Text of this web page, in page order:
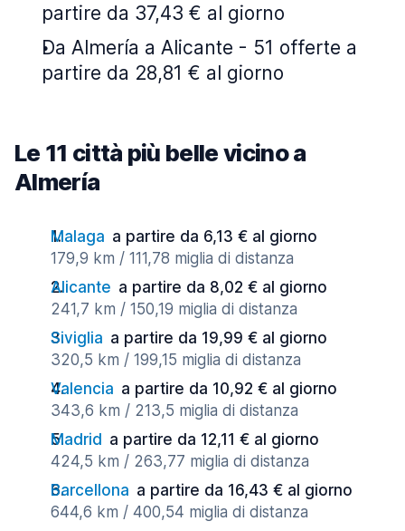
partire da 37,43 € al giorno
Da Almería a Alicante - 51 offerte a
partire da 28,81 € al giorno
Le 11 città più belle vicino a
Almería
Malaga a partire da 6,13 € al giorno
179,9 km / 111,78 miglia di distanza
Alicante a partire da 8,02 € al giorno
241,7 km / 150,19 miglia di distanza
Siviglia a partire da 19,99 € al giorno
320,5 km / 199,15 miglia di distanza
Valencia a partire da 10,92 € al giorno
343,6 km / 213,5 miglia di distanza
Madrid a partire da 12,11 € al giorno
424,5 km / 263,77 miglia di distanza
Barcellona a partire da 16,43 € al giorno
644,6 km / 400,54 miglia di distanza